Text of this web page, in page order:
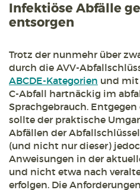
Infektiöse Abfälle
entsorgen
Trotz der nunmehr über
durch die AVV-
ABCDE-Kategorien und mit
C-Abfall hartnäckig im
Sprachgebrauch.
sollte der praktische
Abfällen der Abfallschlüssel
(und nicht nur dieser)
Anweisungen in der
und nicht etwa nach
erfolgen. Die